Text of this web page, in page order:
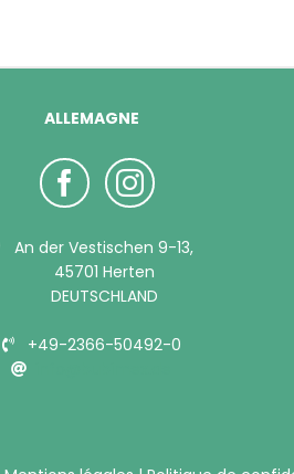
ALLEMAGNE
An der Vestischen 9-13,
45701 Herten
DEUTSCHLAND
+49-2366-50492-0